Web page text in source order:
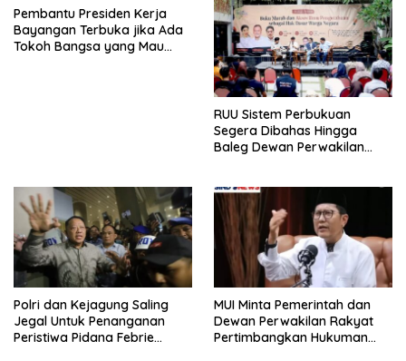
Pembantu Presiden Kerja
Bayangan Terbuka jika Ada
Tokoh Bangsa yang Mau
RUU Sistem Perbukuan
Segera Dibahas Hingga
Baleg Dewan Perwakilan
Polri dan Kejagung Saling
Jegal Untuk Penanganan
Peristiwa Pidana Febrie
MUI Minta Pemerintah dan
Dewan Perwakilan Rakyat
Pertimbangkan Hukuman